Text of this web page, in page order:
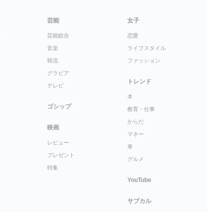
芸能
芸能総合
音楽
韓流
グラビア
テレビ
ゴシップ
映画
レビュー
プレゼント
特集
女子
恋愛
ライフスタイル
ファッション
トレンド
本
教育・仕事
からだ
マネー
車
グルメ
YouTube
サブカル